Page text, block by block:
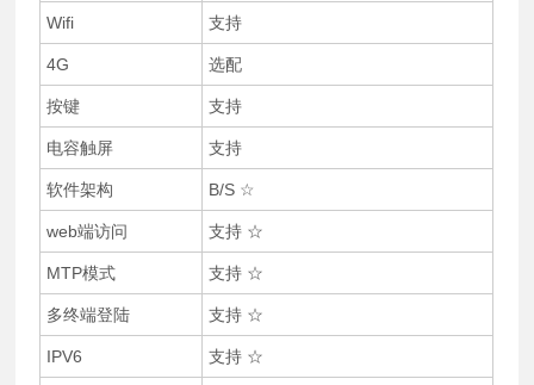
Wifi 支持
4G 选配
按键 支持
电容触屏 支持
软件架构 B/S ☆
web端访问 支持 ☆
MTP模式 支持 ☆
多终端登陆 支持 ☆
IPV6 支持 ☆